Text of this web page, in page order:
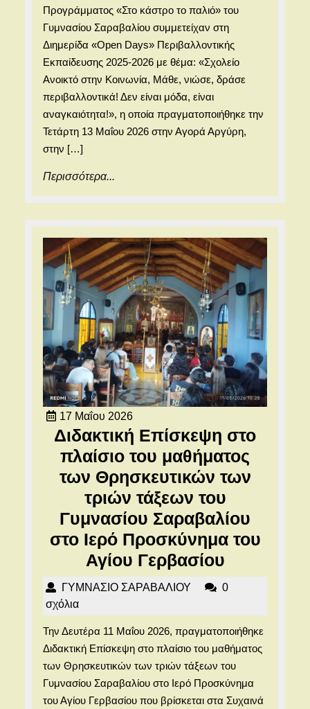
παλιό»
στη
«Open
Days»
2025-
2026
Προγράμματος «Στο κάστρο το παλιό» του
Γυμνασίου Σαραβαλίου συμμετείχαν στη
Διημερίδα «Open Days» Περιβαλλοντικής
Εκπαίδευσης 2025-2026 με θέμα: «Σχολείο
Ανοικτό στην Κοινωνία, Μάθε, νιώσε, δράσε
περιβαλλοντικά! Δεν είναι μόδα, είναι
αναγκαιότητα!», η οποία πραγματοποιήθηκε την
Τετάρτη 13 Μαΐου 2026 στην Αγορά Αργύρη,
στην […]
Περισσότερα...
17 Μαΐου 202617
Μαΐου
2026
Διδακτική Επίσκεψη στο
πλαίσιο του μαθήματος
των Θρησκευτικών των
τριών τάξεων του
Γυμνασίου Σαραβαλίου
στο Ιερό Προσκύνημα του
Αγίου ΓερβασίουΔιδακτική
Επίσκεψη
πλαίσιο
του
των
ΓΥΜΝΑΣΙΟ ΣΑΡΑΒΑΛΙΟΥ ΓΥΜΝΑΣΙΟ
0
σχόλια
Την Δευτέρα 11 Μαΐου 2026, πραγματοποιήθηκε
Διδακτική Επίσκεψη στο πλαίσιο του μαθήματος
των Θρησκευτικών των τριών τάξεων του
Γυμνασίου Σαραβαλίου στο Ιερό Προσκύνημα
του Αγίου Γερβασίου που βρίσκεται στα Συχαινά